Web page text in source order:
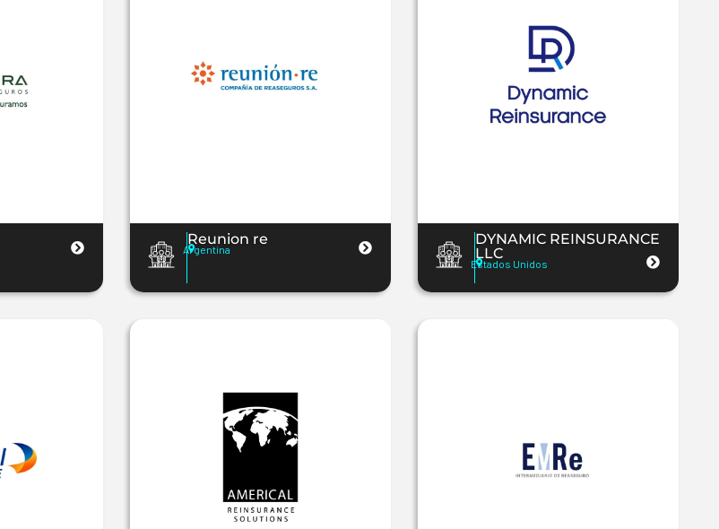
Reunion re
Argentina
DYNAMIC REINSURANCE
LLC
Estados Unidos